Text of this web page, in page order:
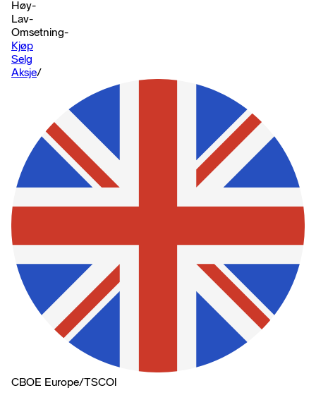
Høy-
Lav-
Omsetning-
Kjøp
Selg
Aksje/
CBOE Europe/TSCOl